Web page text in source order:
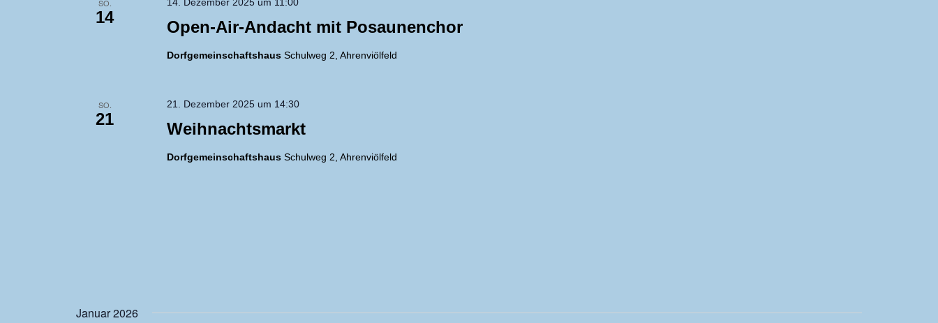
SO.
14
Open-Air-Andacht mit Posaunenchor
DorfgemeinschaftshausSchulweg 2, Ahrenviölfeld
SO.
21
Weihnachtsmarkt
21. Dezember 2025 um 14:30
DorfgemeinschaftshausSchulweg 2, Ahrenviölfeld
Januar 2026